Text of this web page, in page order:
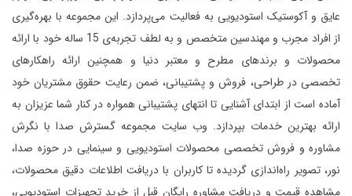
عایق و آکوستیک استودیویی به فعالیت می‌پردازد. این مجموعه با بهره‌گیری
از افراد مجرب و مهندسین متخصص و به لطف تجربه‌ی 15 ساله خود با ارائه
محصولات و برندهای مطرح و معتبر دنیا و همچنین ارائه راهکارهای
تخصصی در طراحی، فروش و پشتیبانی، ضمن رعایت حقوق مشتریان خود
آماده است از ابتدای آشنایی تا انتهای پشتیبانی همواره در کنار شما عزیزان به
ارائه بهترین خدمات بپردازد. وب سایت مجموعه گسترش صدا با نگرش
مشاوره و فروش تخصصی محصولات استودیویی و سینمایی در حوزه صدا،
نور، تصویر راه‌اندازی گردیده تا کاربران با دریافت اطلاعات دقیق محصولات،
مشاهده قیمت و دریافت مشاوره رایگان قبل از خرید تجهیزات استودیویی،